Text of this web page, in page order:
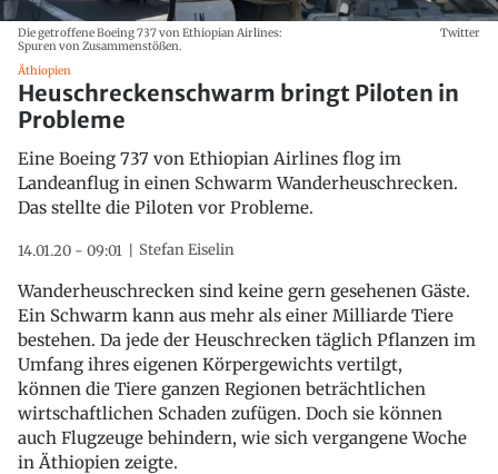
Die getroffene Boeing 737 von Ethiopian Airlines:
Spuren von Zusammenstößen.
Twitter
Äthiopien
Heuschreckenschwarm bringt Piloten in
Probleme
Eine Boeing 737 von Ethiopian Airlines flog im
Landeanflug in einen Schwarm Wanderheuschrecken.
Das stellte die Piloten vor Probleme.
14.01.20 - 09:01 Stefan Eiselin
Wanderheuschrecken sind keine gern gesehenen Gäste.
Ein Schwarm kann aus mehr als einer Milliarde Tiere
bestehen. Da jede der Heuschrecken täglich Pflanzen im
Umfang ihres eigenen Körpergewichts vertilgt,
können die Tiere ganzen Regionen beträchtlichen
wirtschaftlichen Schaden zufügen. Doch sie können
auch Flugzeuge behindern, wie sich vergangene Woche
in Äthiopien zeigte.